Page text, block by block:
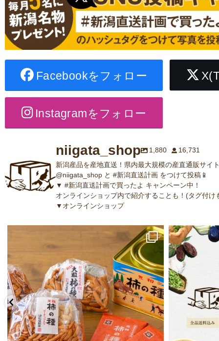
Facebookをフォロー
Instagramをフォロー
niigata_shop 1,880
16,731
新潟産品を産地直送！県内最大規模の産直通販サイ
@niigata_shop と #新潟直送計画 をつけて投稿📱
▼ #新潟直送計画で買ったよ キャンペーン中！
オンラインショップ内で紹介することも！(タグ付け
▼オンラインショップ